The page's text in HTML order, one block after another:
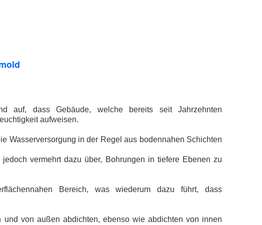
auf, dass Gebäude, welche bereits seit Jahrzehnten
aufweisen.
Wasserversorgung in der Regel aus bodennahen Schichten
vermehrt dazu über, Bohrungen in tiefere Ebenen zu
Bereich, was wiederum dazu führt, dass
von außen abdichten, ebenso wie abdichten von innen